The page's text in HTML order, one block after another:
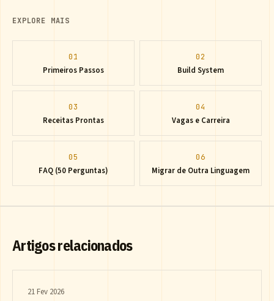
EXPLORE MAIS
01
Primeiros Passos
02
Build System
03
Receitas Prontas
04
Vagas e Carreira
05
FAQ (50 Perguntas)
06
Migrar de Outra Linguagem
Artigos relacionados
21 Fev 2026